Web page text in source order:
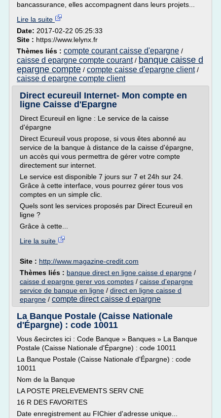
bancassurance, elles accompagnent dans leurs projets...
Lire la suite
Date: 2017-02-22 05:25:33
Site : https://www.lelynx.fr
Thèmes liés : compte courant caisse d'epargne /
caisse d epargne compte courant/ banque caisse d
epargne compte / compte caisse d'epargne client/
caisse d epargne compte client
Direct ecureuil Internet- Mon compte en
ligne Caisse d'Epargne
Direct Ecureuil en ligne : Le service de la caisse
d'épargne
Direct Ecureuil vous propose, si vous êtes abonné au
service de la banque à distance de la caisse d'épargne,
un accès qui vous permettra de gérer votre compte
directement sur internet.
Le service est disponible 7 jours sur 7 et 24h sur 24.
Grâce à cette interface, vous pourrez gérer tous vos
comptes en un simple clic.
Quels sont les services proposés par Direct Ecureuil en
ligne ?
Grâce à cette...
Lire la suite
Site : http://www.magazine-credit.com
Thèmes liés : banque direct en ligne caisse d epargne /
caisse d epargne gerer vos comptes / caisse d'epargne
service de banque en ligne / direct en ligne caisse d
epargne / compte direct caisse d epargne
La Banque Postale (Caisse Nationale
d'Épargne) : code 10011
Vous &ecirctes ici : Code Banque » Banques » La Banque
Postale (Caisse Nationale d'Épargne) : code 10011
La Banque Postale (Caisse Nationale d'Épargne) : code
10011
Nom de la Banque
LA POSTE PRELEVEMENTS SERV CNE
16 R DES FAVORITES
Date enregistrement au FIChier d'adresse unique...